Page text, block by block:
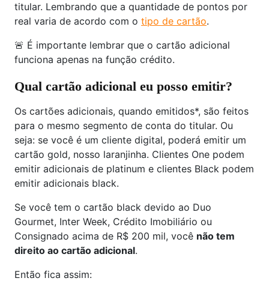
titular. Lembrando que a quantidade de pontos por
real varia de acordo com o tipo de cartão.
🚨 É importante lembrar que o cartão adicional
funciona apenas na função crédito.
Qual cartão adicional eu posso emitir?
Os cartões adicionais, quando emitidos*, são feitos
para o mesmo segmento de conta do titular. Ou
seja: se você é um cliente digital, poderá emitir um
cartão gold, nosso laranjinha. Clientes One podem
emitir adicionais de platinum e clientes Black podem
emitir adicionais black.
Se você tem o cartão black devido ao Duo
Gourmet, Inter Week, Crédito Imobiliário ou
Consignado acima de R$ 200 mil, você não tem
direito ao cartão adicional.
Então fica assim: